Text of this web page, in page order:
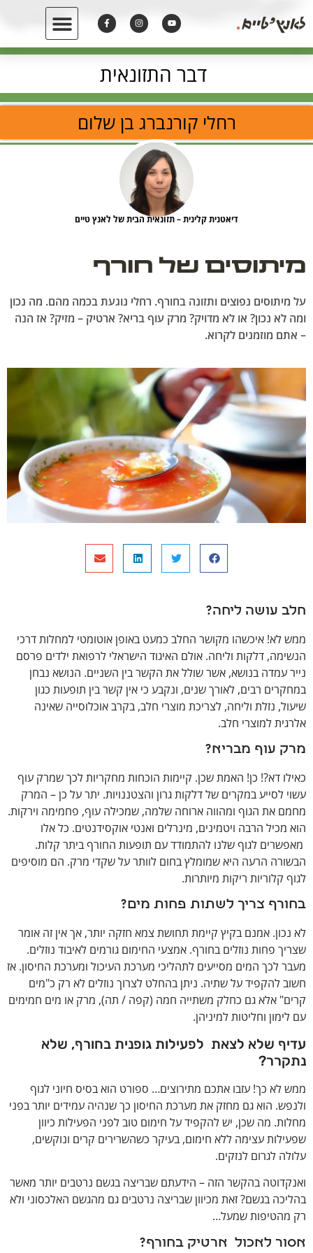
דבר התזונאית
רחלי קורנברג בן שלום
דיאטנית קלינית – תזונאית הבית של לאנץ טיים
מיתוסים של חורף
על מיתוסים נפוצים ותזונה בחורף. רחלי נוגעת בכמה מהם. מה נכון
ומה לא נכון? או לא מדויק? מרק עוף בריא? ארטיק – מזיק? אז הנה
– אתם מוזמנים לקרוא.
חלב עושה ליחה?
ממש לא! איכשהו מקושר החלב כמעט באופן אוטומטי למחלות דרכי
הנשימה, דלקות וליחה. אולם האיגוד הישראלי לרפואת ילדים פרסם
נייר עמדה בנושא, אשר שולל את הקשר בין השניים. הנושא נבחן
במחקרים רבים, לאורך שנים, ונקבע כי אין קשר בין תופעות כגון
שיעול, נזלת וליחה, לצריכת מוצרי חלב, בקרב אוכלוסייה שאינה
אלרגית למוצרי חלב.
מרק עוף מבריא?
כאילו דא?! כן! האמת שכן. קיימות הוכחות מחקריות לכך שמרק עוף
עשוי לסייע במקרים של דלקות גרון והצטננויות. יתר על כן – המרק
מחמם את הגוף ומהווה ארוחה שלמה, שמכילה עוף, פחמימה וירקות.
הוא מכיל הרבה ויטמינים, מינרלים ואנטי אוקסידנטים. כל אלו
מאפשרים לגוף שלנו להתמודד עם תופעות החורף ביתר קלות.
הבשורה הרעה היא שמומלץ בחום לוותר על שקדי מרק. הם מוסיפים
לגוף קלוריות ריקות מיותרות.
בחורף צריך לשתות פחות מים?
לא נכון. אמנם בקיץ קיימת תחושת צמא חזקה יותר, אך אין זה אומר
שצריך פחות נוזלים בחורף. אמצעי החימום גורמים לאיבוד נוזלים.
מעבר לכך המים מסייעים לתהליכי מערכת העיכול ומערכת החיסון. אז
חשוב להקפיד על שתיה. ניתן בהחלט לצרוך נוזלים לא רק כ"מים
קרים" אלא גם כחלק משתייה חמה (קפה / תה), מרק או מים חמימים
עם לימון וחליטות למיניהן.
עדיף שלא לצאת לפעילות גופנית בחורף, שלא
נתקרר?
ממש לא כך! עזבו אתכם מתירוצים… ספורט הוא בסיס חיוני לגוף
ולנפש. הוא גם מחזק את מערכת החיסון כך שנהיה עמידים יותר בפני
מחלות. מה שכן, יש להקפיד על חימום טוב לפני הפעילות כיוון
שפעילות עצימה ללא חימום, בעיקר כשהשרירים קרים ונוקשים,
עלולה לגרום לנזקים.
ואנקדוטה בהקשר הזה – הידעתם שבריצה בגשם נרטבים יותר מאשר
בהליכה בגשם? זאת מכיוון שבריצה נרטבים גם מהגשם האלכסוני ולא
רק מהטיפות שמעל…
אסור לאכול ארטיק בחורף?